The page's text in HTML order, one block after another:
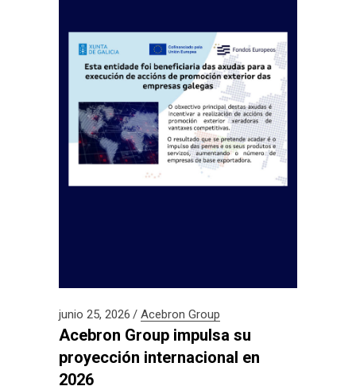
junio 25, 2026 Acebron Group
Acebron Group impulsa su
proyección internacional en
2026